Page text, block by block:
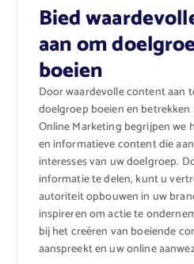
Bied
aan om
boeien
Door waardevolle content aan
doelgroep boeien en betrekken
Online Marketing begrijpen we
en informatieve content die
interesses van uw doelgroep.
informatie te delen, kunt u
autoriteit opbouwen in uw
inspireren om actie te
bij het creëren van boeiende
aanspreekt en uw online